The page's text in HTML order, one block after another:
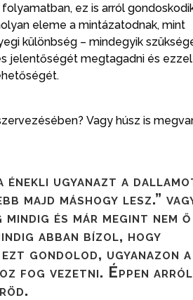
ez is arról
eleme a mintázatodnak, mint
különbség – mindegyik
jelentőségét megtagadni és ezzel
Vagy húsz is
énekli ugyanazt a
majd máshogy lesz.”
és már megint nem ő
abban bízol, hogy
gondolod, ugyanazon a
fog vezetni. Éppen arról